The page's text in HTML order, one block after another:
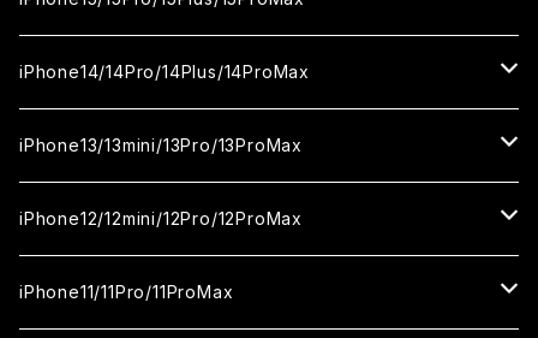
セラミックフィルム
カメラ用フィルム
ガラスフィルム
セラミックフィルム
iPhone16Pro
ガラスフィルム
セラミックフィルム
iPhone16Plus
ガラスフィルム
セラミックフィルム
iPhone16ProMax
ガラスフィルム
iPhone15
ガラスフィルム
セラミックフィルム
iPhone15Pro
ガラスフィルム
セラミックフィルム
iPhone15Plus
ガラスフィルム
iPhone15ProMax
iPhone14/14Pro/14Plus/14ProMax
iPhone14
ガラスフィルム
セラミックフィルム
iPhone14Pro
ガラスフィルム
iPhone14Plus
iPhone13/13mini/13Pro/13ProMax
iPhone13/13Pro
ガラスフィルム
iPhone13mini
iPhone12/12mini/12Pro/12ProMax
iPhone12/12Pro
iPhone11/11Pro/11ProMax